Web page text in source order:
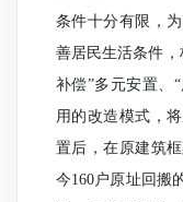
条件十分有限，
善居民生活条件
补偿”多元安置、
用的改造模式，
置后，在原建筑
今160户原址回搬